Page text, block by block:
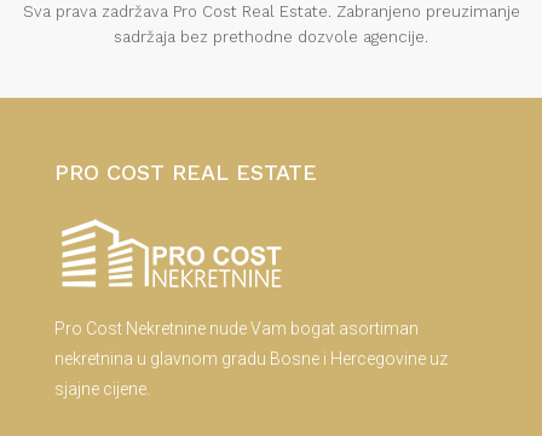
Sva prava zadržava Pro Cost Real Estate. Zabranjeno preuzimanje
sadržaja bez prethodne dozvole agencije.
PRO COST REAL ESTATE
Pro Cost Nekretnine nude Vam bogat asortiman
nekretnina u glavnom gradu Bosne i Hercegovine uz
sjajne cijene.